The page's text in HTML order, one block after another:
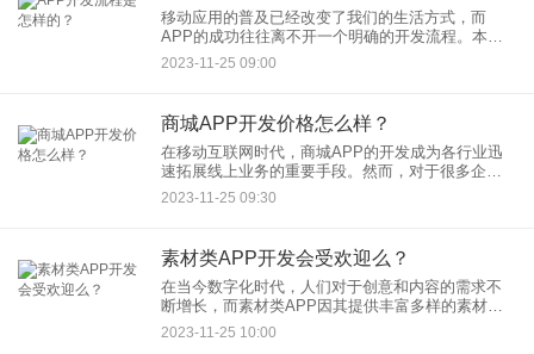
移动应用的普及已经改变了我们的生活方式，而
APP的成功往往离不开一个明确的开发流程。本文
将介绍APP开发的一般流程，以帮助开发者和团队
更好地规划、执行和管理应用开发项目。
2023-11-25 09:00
商城APP开发价格怎么样？
在移动互联网时代，商城APP的开发成为各行业迅
速拓展线上业务的重要手段。然而，对于很多企业
和创业者来说，商城APP开发价格一直是一个备受
关注的话题。本文将探讨商城APP开发的成本因
2023-11-25 09:30
素材类APP开发会受欢迎么？
在当今数字化时代，人们对于创意和内容的需求不
断增长，而素材类APP因其提供丰富多样的素材资
源，已经逐渐成为用户们获取创作灵感和美化内容
的重要工具。那么，素材类APP的开发是否会受到
2023-11-25 10:00